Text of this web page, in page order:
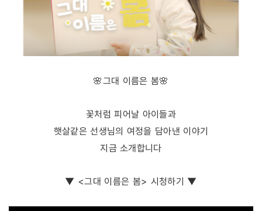
🌸그대 이름은 봄🌸
꽃처럼 피어날 아이들과
햇살같은 선생님의 여정을 담아낸 이야기
지금 소개합니다
▼ <그대 이름은 봄> 시청하기 ▼